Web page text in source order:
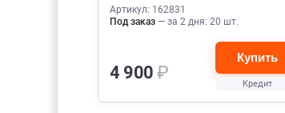
Артикул: 162831
Под заказ — за 2 дня: 20 шт.
4 900₽
Купить
Кредит